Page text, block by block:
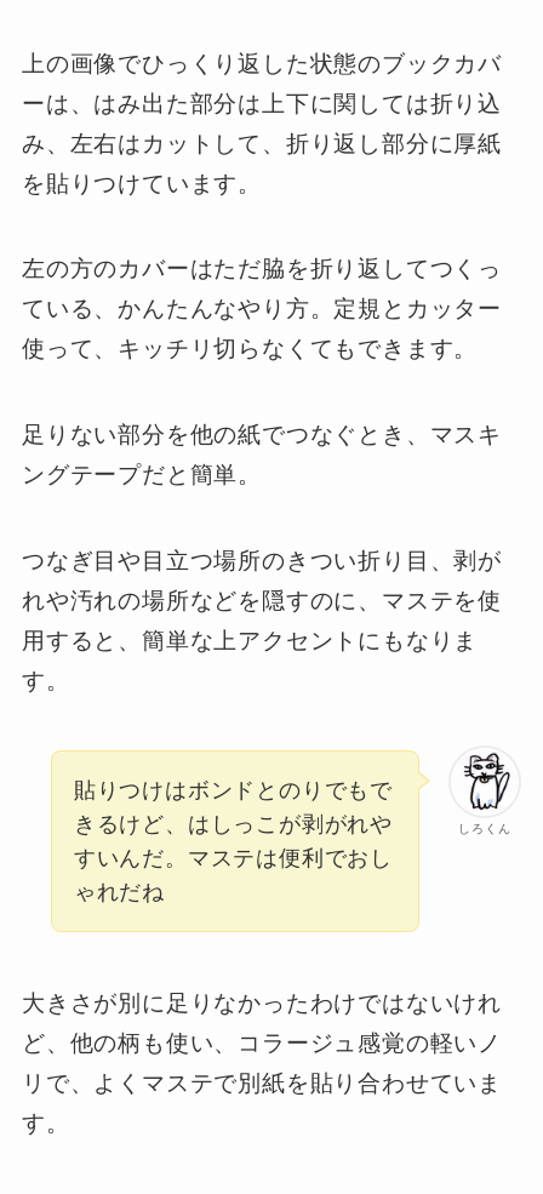
上の画像でひっくり返した状態のブックカバ
ーは、はみ出た部分は上下に関しては折り込
み、左右はカットして、折り返し部分に厚紙
を貼りつけています。
左の方のカバーはただ脇を折り返してつくっ
ている、かんたんなやり方。定規とカッター
使って、キッチリ切らなくてもできます。
足りない部分を他の紙でつなぐとき、マスキ
ングテープだと簡単。
つなぎ目や目立つ場所のきつい折り目、剥が
れや汚れの場所などを隠すのに、マステを使
用すると、簡単な上アクセントにもなりま
す。
しろくん
貼りつけはボンドとのりでもで
きるけど、はしっこが剥がれや
すいんだ。マステは便利でおし
ゃれだね
大きさが別に足りなかったわけではないけれ
ど、他の柄も使い、コラージュ感覚の軽いノ
リで、よくマステで別紙を貼り合わせていま
す。